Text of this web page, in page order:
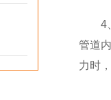
4、
管道
力时